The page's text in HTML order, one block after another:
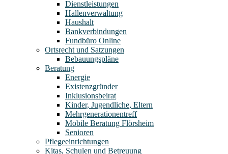
Dienstleistungen
Hallenverwaltung
Haushalt
Bankverbindungen
Fundbüro Online
Ortsrecht und Satzungen
Bebauungspläne
Beratung
Energie
Existenzgründer
Inklusionsbeirat
Kinder, Jugendliche, Eltern
Mehrgenerationentreff
Mobile Beratung Flörsheim
Senioren
Pflegeeinrichtungen
Kitas, Schulen und Betreuung